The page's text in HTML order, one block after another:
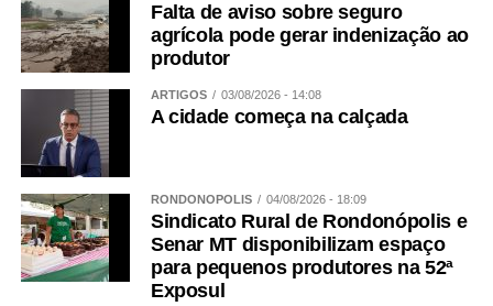
Falta de aviso sobre seguro
agrícola pode gerar indenização ao
produtor
ARTIGOS 03/08/2026 - 14:08
A cidade começa na calçada
RONDONÓPOLIS 04/08/2026 - 18:09
Sindicato Rural de Rondonópolis e
Senar MT disponibilizam espaço
para pequenos produtores na 52ª
Exposul